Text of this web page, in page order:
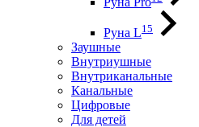
Руна L15
Заушные
Внутриушные
Внутриканальные
Канальные
Цифровые
Для детей